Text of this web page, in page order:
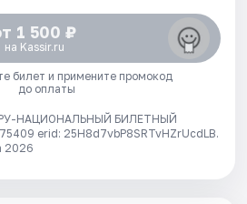
1 500 ₽
на Kassir.ru
билет и примените промокод
до оплаты
НАЦИОНАЛЬНЫЙ БИЛЕТНЫЙ
erid: 25H8d7vbP8SRTvHZrUcdLB.
2026